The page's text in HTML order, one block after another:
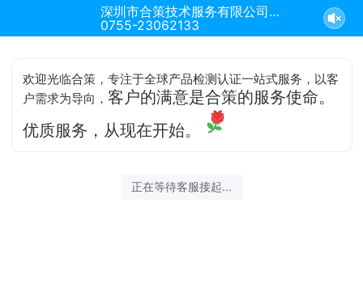
深圳市合策技术服务有限公司正在为您服务
0755-23062133
欢迎光临合策，专注于全球产品检测认证一站式服务，以客
户需求为导向， 客户的满意是合策的服务使命。
优质服务，从现在开始。
正在等待客服接起...